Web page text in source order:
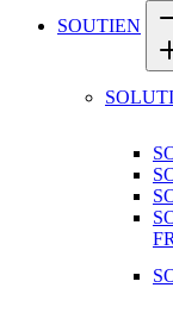
SOUTIEN